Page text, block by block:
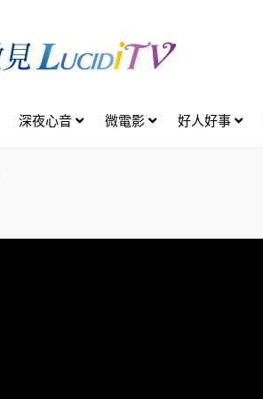
深夜心音 微電影 好人好事